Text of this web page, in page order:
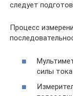
следует
Процесс
силы